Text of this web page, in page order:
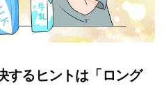
するヒントは「ロング